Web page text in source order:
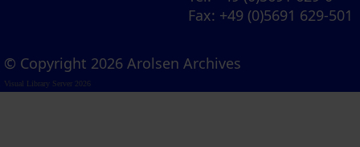
Fax: +49 (0)5691 629-501
© Copyright 2026 Arolsen Archives
Visual Library Server 2026